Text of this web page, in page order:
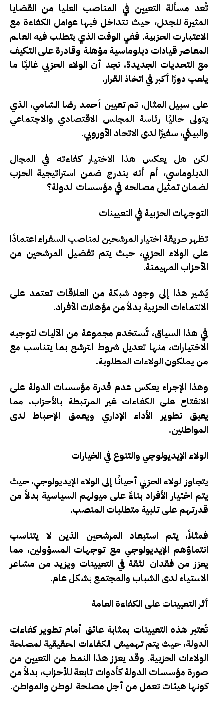
تُعد مسألة التعيين في المناصب العليا من القضايا
المثيرة للجدل، حيث تتداخل فيها عوامل الكفاءة مع
الاعتبارات الحزبية. ففي الوقت الذي يتطلب فيه العالم
المعاصر قيادات دبلوماسية مؤهلة وقادرة على التكيف
مع التحديات الجديدة، نجد أن الولاء الحزبي غالبًا ما
يلعب دورًا أكبر في اتخاذ القرار.
على سبيل المثال، تم تعيين أحمد رضا الشامي، الذي
يتولى حاليًا رئاسة المجلس الاقتصادي والاجتماعي
والبيئي، سفيرًا لدى الاتحاد الأوروبي.
لكن هل يعكس هذا الاختيار كفاءته في المجال
الدبلوماسي، أم أنه يندرج ضمن استراتيجية الحزب
لضمان تمثيل مصالحه في مؤسسات الدولة؟
التوجهات الحزبية في التعيينات
تظهر طريقة اختيار المرشحين لمناصب السفراء اعتمادًا
على الولاء الحزبي، حيث يتم تفضيل المرشحين من
الأحزاب المهيمنة.
يُشير هذا إلى وجود شبكة من العلاقات تعتمد على
الانتماءات الحزبية بدلاً من مؤهلات الأفراد.
في هذا السياق، تُستخدم مجموعة من الآليات لتوجيه
الاختيارات، منها تعديل شروط الترشح بما يتناسب مع
من يملكون الولاءات المطلوبة.
وهذا الإجراء يعكس عدم قدرة مؤسسات الدولة على
الانفتاح على الكفاءات غير المرتبطة بالأحزاب، مما
يعيق تطوير الأداء الإداري ويعمق الإحباط لدى
المواطنين.
الولاء الإيديولوجي والتنوع في الخيارات
يتجاوز الولاء الحزبي أحيانًا إلى الولاء الإيديولوجي، حيث
يتم اختيار الأفراد بناءً على ميولهم السياسية بدلاً من
قدرتهم على تلبية متطلبات المنصب.
فمثلاً، يتم استبعاد المرشحين الذين لا يتناسب
انتماؤهم الإيديولوجي مع توجهات المسؤولين، مما
يعزز من فقدان الثقة في التعيينات ويزيد من مشاعر
الاستياء لدى الشباب والمجتمع بشكل عام.
أثر التعيينات على الكفاءة العامة
تُعتبر هذه التعيينات بمثابة عائق أمام تطوير كفاءات
الدولة، حيث يتم تهميش الكفاءات الحقيقية لمصلحة
الولاءات الحزبية. وقد يعزز هذا النمط من التعيين من
صورة مؤسسات الدولة كأدوات تابعة للأحزاب، بدلاً من
كونها هيئات تعمل من أجل مصلحة الوطن والمواطن.